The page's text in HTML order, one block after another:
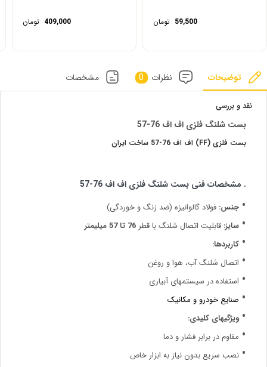
59,500 تومان 409,000 تومان
توضیحات نظرات 0 مشخصات
نقد و بررسی
بست شلنگ فلزی اف اف 76-57
بست فلزی (FF) اف اف 76-57 ساخت ایران
. مشخصات فنی بست شلنگ فلزی اف اف 76-57
جنس: فولاد گالوانیزه (ضد زنگ و خوردگی)
سایز: قابلیت اتصال شلنگ با قطر76 تا 57 میلیمتر
کاربردها:
اتصال شلنگ آب، هوا و روغن
استفاده در سیستمهای آبیاری
صنایع خودرو و مکانیک
ویژگیهای کلیدی:
مقاوم در برابر فشار و دما
نصب سریع بدون نیاز به ابزار خاص